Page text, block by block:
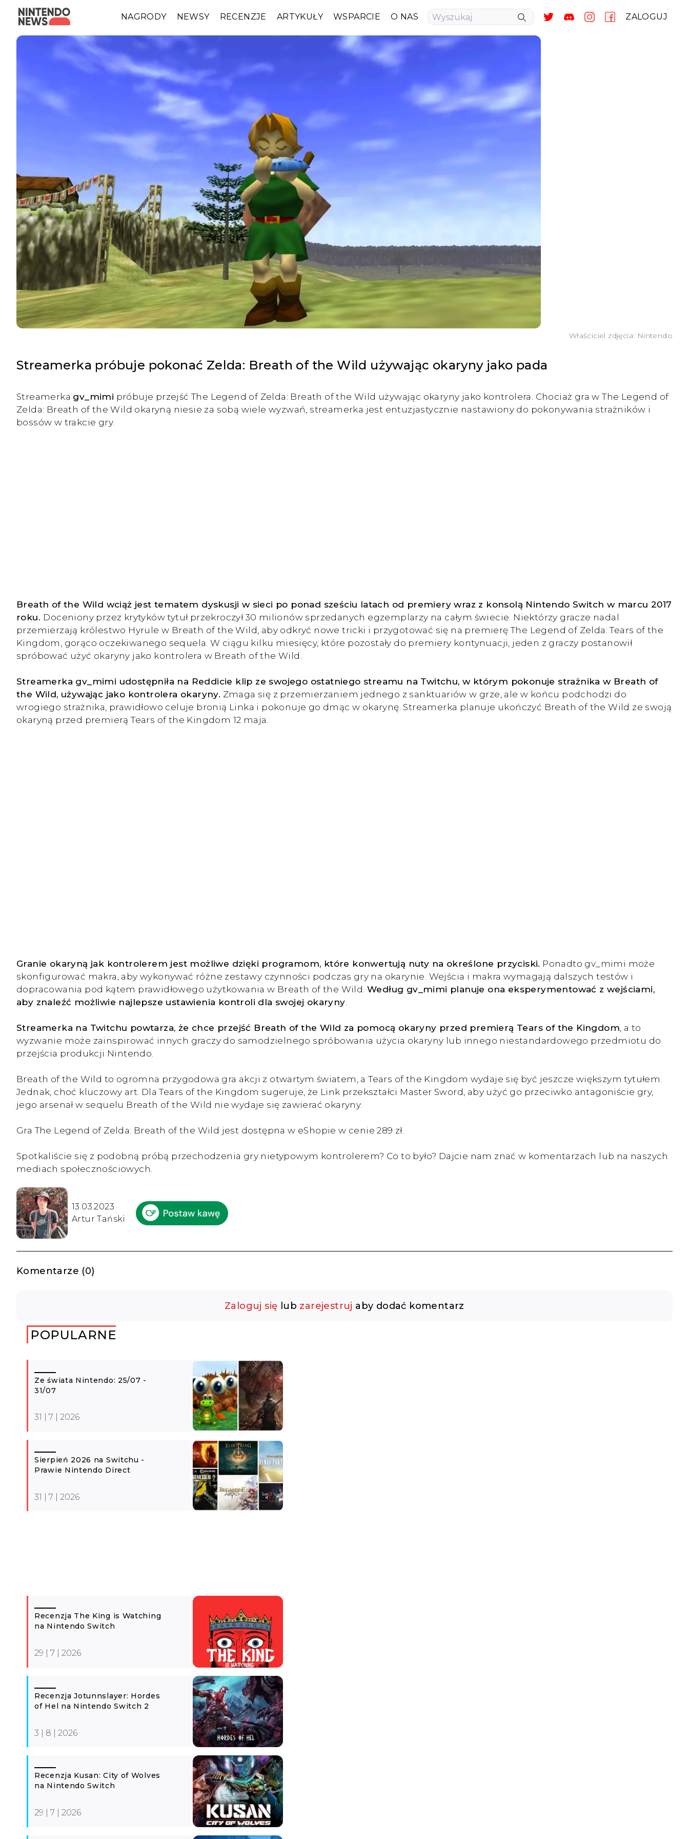
NAGRODY NEWSY RECENZJE ARTYKUŁY WSPARCIE O NAS ZALOGUJ
Właściciel zdjęcia: Nintendo
Streamerka próbuje pokonać Zelda: Breath of the Wild używając okaryny jako pada
Streamerka gv_mimi próbuje przejść The Legend of Zelda: Breath of the Wild używając okaryny jako kontrolera. Chociaż gra w The Legend of
Zelda: Breath of the Wild okaryną niesie za sobą wiele wyzwań, streamerka jest entuzjastycznie nastawiony do pokonywania strażników i
bossów w trakcie gry.
Breath of the Wild wciąż jest tematem dyskusji w sieci po ponad sześciu latach od premiery wraz z konsolą Nintendo Switch w marcu 2017
roku. Doceniony przez krytyków tytuł przekroczył 30 milionów sprzedanych egzemplarzy na całym świecie. Niektórzy gracze nadal
przemierzają królestwo Hyrule w Breath of the Wild, aby odkryć nowe tricki i przygotować się na premierę The Legend of Zelda: Tears of the
Kingdom, gorąco oczekiwanego sequela. W ciągu kilku miesięcy, które pozostały do premiery kontynuacji, jeden z graczy postanowił
spróbować użyć okaryny jako kontrolera w Breath of the Wild.
Streamerka gv_mimi udostępniła na Reddicie klip ze swojego ostatniego streamu na Twitchu, w którym pokonuje strażnika w Breath of
the Wild, używając jako kontrolera okaryny. Zmaga się z przemierzaniem jednego z sanktuariów w grze, ale w końcu podchodzi do
wrogiego strażnika, prawidłowo celuje bronią Linka i pokonuje go dmąc w okarynę. Streamerka planuje ukończyć Breath of the Wild ze swoją
okaryną przed premierą Tears of the Kingdom 12 maja.
Granie okaryną jak kontrolerem jest możliwe dzięki programom, które konwertują nuty na określone przyciski. Ponadto gv_mimi może
skonfigurować makra, aby wykonywać różne zestawy czynności podczas gry na okarynie. Wejścia i makra wymagają dalszych testów i
dopracowania pod kątem prawidłowego użytkowania w Breath of the Wild. Według gv_mimi planuje ona eksperymentować z wejściami,
aby znaleźć możliwie najlepsze ustawienia kontroli dla swojej okaryny
Streamerka na Twitchu powtarza, że chce przejść Breath of the Wild za pomocą okaryny przed premierą Tears of the Kingdom , a to
wyzwanie może zainspirować innych graczy do samodzielnego spróbowania użycia okaryny lub innego niestandardowego przedmiotu do
przejścia produkcji Nintendo.
Breath of the Wild to ogromna przygodowa gra akcji z otwartym światem, a Tears of the Kingdom wydaje się być jeszcze większym tytułem.
Jednak, choć kluczowy art. Dla Tears of the Kingdom sugeruje, że Link przekształci Master Sword, aby użyć go przeciwko antagoniście gry,
jego arsenał w sequelu Breath of the Wild nie wydaje się zawierać okaryny.
Gra The Legend of Zelda: Breath of the Wild jest dostępna w eShopie w cenie 289 zł.
Spotkaliście się z podobną próbą przechodzenia gry nietypowym kontrolerem? Co to było? Dajcie nam znać w komentarzach lub na naszych
mediach społecznościowych.
13.03.2023
Artur Tański
Komentarze (0)
Zaloguj się lub zarejestruj aby dodać komentarz
POPULARNE
Ze świata Nintendo: 25/07 -
31/07
31 | 7 | 2026
Sierpień 2026 na Switchu -
Prawie Nintendo Direct
31 | 7 | 2026
Recenzja The King is Watching
na Nintendo Switch
29 | 7 | 2026
Recenzja Jotunnslayer: Hordes
of Hel na Nintendo Switch 2
3 | 8 | 2026
Recenzja Kusan: City of Wolves
na Nintendo Switch
29 | 7 | 2026